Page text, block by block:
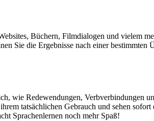
Büchern, Filmdialogen und vielem
Sie die Ergebnisse nach einer bestimmten
wie Redewendungen, Verbverbindungen
tatsächlichen Gebrauch und sehen
Sprachenlernen noch mehr Spaß!